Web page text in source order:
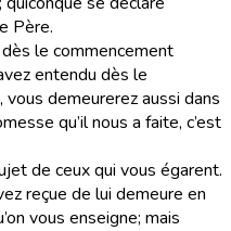
Père.
le commencement
entendu dès le
demeurerez aussi dans
qu’il nous a faite, c’est
de ceux qui vous égarent.
reçue de lui demeure en
vous enseigne; mais